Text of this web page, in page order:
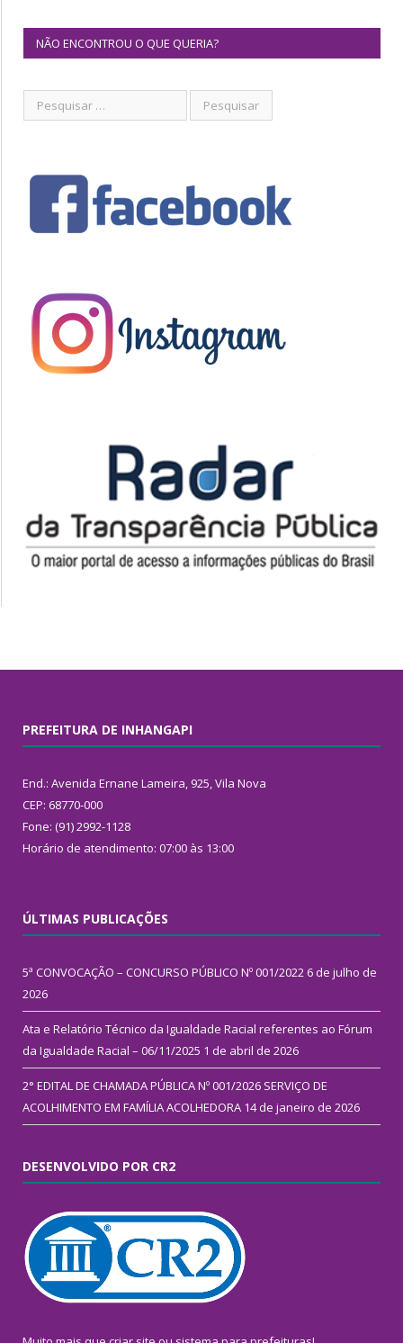
NÃO ENCONTROU O QUE QUERIA?
PREFEITURA DE INHANGAPI
End.: Avenida Ernane Lameira, 925, Vila Nova
CEP: 68770-000
Fone: (91) 2992-1128
Horário de atendimento: 07:00 às 13:00
ÚLTIMAS PUBLICAÇÕES
5ª CONVOCAÇÃO – CONCURSO PÚBLICO Nº 001/2022 6 de julho de
2026
Ata e Relatório Técnico da Igualdade Racial referentes ao Fórum
da Igualdade Racial – 06/11/2025 1 de abril de 2026
2° EDITAL DE CHAMADA PÚBLICA Nº 001/2026 SERVIÇO DE
ACOLHIMENTO EM FAMÍLIA ACOLHEDORA 14 de janeiro de 2026
DESENVOLVIDO POR CR2